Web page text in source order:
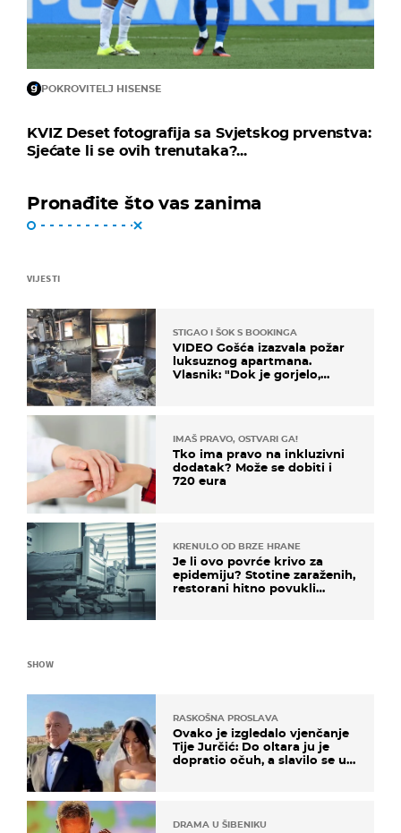
POKROVITELJ HISENSE
KVIZ Deset fotografija sa Svjetskog prvenstva:
Sjećate li se ovih trenutaka?...
Pronađite što vas zanima
VIJESTI
STIGAO I ŠOK S BOOKINGA
VIDEO Gošća izazvala požar
luksuznog apartmana.
Vlasnik: "Dok je gorjelo,
IMAŠ PRAVO, OSTVARI GA!
Tko ima pravo na inkluzivni
dodatak? Može se dobiti i
720 eura
KRENULO OD BRZE HRANE
Je li ovo povrće krivo za
epidemiju? Stotine zaraženih,
restorani hitno povukli
SHOW
RASKOŠNA PROSLAVA
Ovako je izgledalo vjenčanje
Tije Jurčić: Do oltara ju je
dopratio očuh, a slavilo se uz
DRAMA U ŠIBENIKU